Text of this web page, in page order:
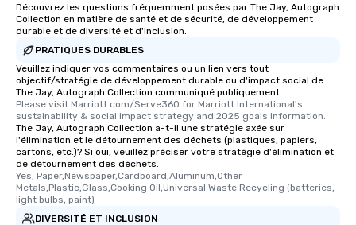
Découvrez les questions fréquemment posées par The Jay, Autograph
Collection en matière de santé et de sécurité, de développement
durable et de diversité et d'inclusion.
PRATIQUES DURABLES
Veuillez indiquer vos commentaires ou un lien vers tout
objectif/stratégie de développement durable ou d'impact social de
The Jay, Autograph Collection communiqué publiquement.
Please visit Marriott.com/Serve360 for Marriott International's
sustainability & social impact strategy and 2025 goals information.
The Jay, Autograph Collection a-t-il une stratégie axée sur
l'élimination et le détournement des déchets (plastiques, papiers,
cartons, etc.)? Si oui, veuillez préciser votre stratégie d'élimination et
de détournement des déchets.
Yes, Paper,Newspaper,Cardboard,Aluminum,Other
Metals,Plastic,Glass,Cooking Oil,Universal Waste Recycling (batteries,
light bulbs, paint)
DIVERSITÉ ET INCLUSION